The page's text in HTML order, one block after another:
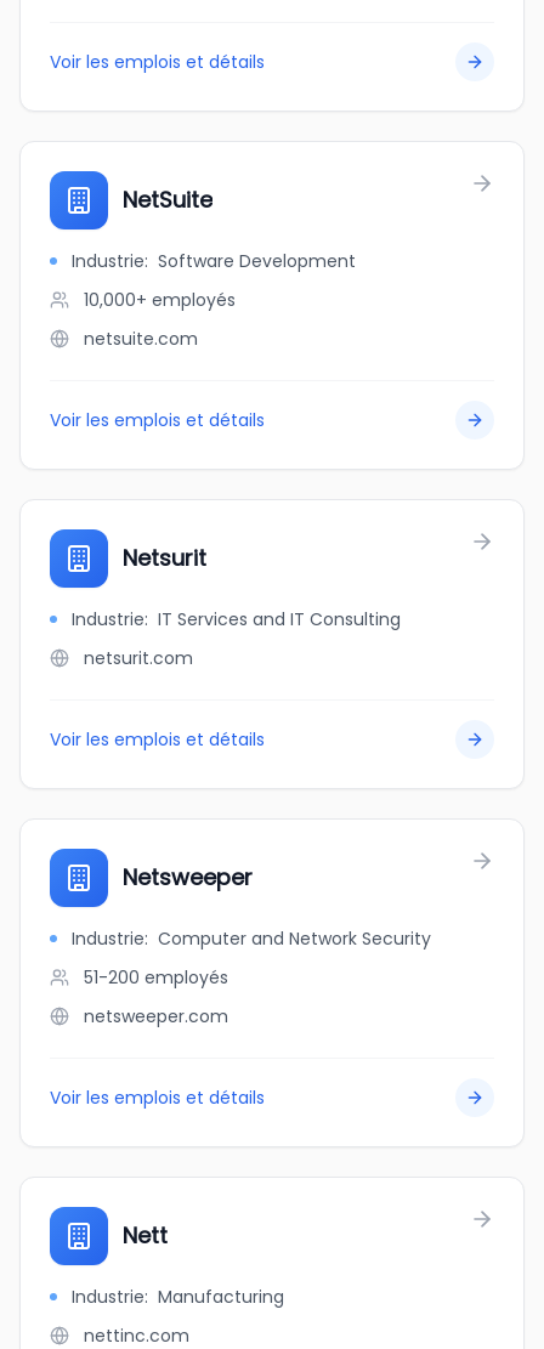
Voir les emplois et détails
NetSuite
Industrie: Software Development
10,000+ employés
netsuite.com
Voir les emplois et détails
Netsurit
Industrie: IT Services and IT Consulting
netsurit.com
Voir les emplois et détails
Netsweeper
Industrie: Computer and Network Security
51-200 employés
netsweeper.com
Voir les emplois et détails
Nett
Industrie: Manufacturing
nettinc.com